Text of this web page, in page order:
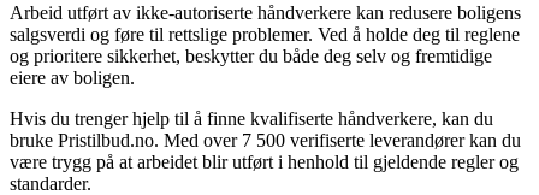
Arbeid utført av ikke-autoriserte håndverkere kan redusere boligens
salgsverdi og føre til rettslige problemer. Ved å holde deg til reglene
og prioritere sikkerhet, beskytter du både deg selv og fremtidige
eiere av boligen.
Hvis du trenger hjelp til å finne kvalifiserte håndverkere, kan du
bruke Pristilbud.no. Med over 7 500 verifiserte leverandører kan du
være trygg på at arbeidet blir utført i henhold til gjeldende regler og
standarder.